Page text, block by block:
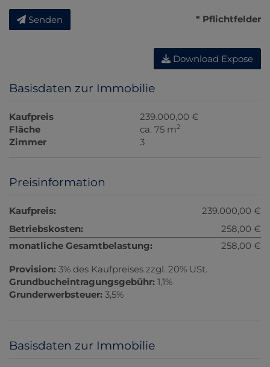
Senden * Pflichtfelder
Download Expose
Basisdaten zur Immobilie
Kaufpreis
239.000,00 €
Fläche
ca. 75 m2
Zimmer 3
Preisinformation
Kaufpreis:
239.000,00 €
Betriebskosten:
258,00 €
monatliche Gesamtbelastung:
258,00 €
Provision: 3% des Kaufpreises zzgl. 20% USt.
Grundbucheintragungsgebühr: 1,1%
Grunderwerbsteuer: 3,5%
Basisdaten zur Immobilie